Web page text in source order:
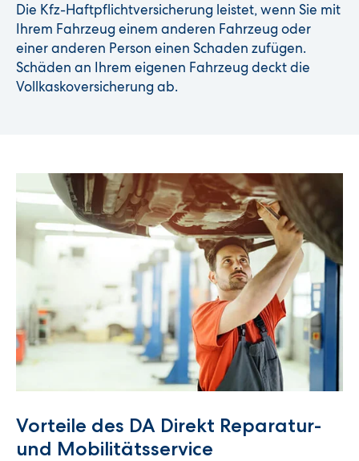
Die Kfz-Haftpflichtversicherung leistet, wenn Sie mit
Ihrem Fahrzeug einem anderen Fahrzeug oder
einer anderen Person einen Schaden zufügen.
Schäden an Ihrem eigenen Fahrzeug deckt die
Vollkaskoversicherung ab.
Vorteile des DA Direkt Reparatur-
und Mobilitätsservice